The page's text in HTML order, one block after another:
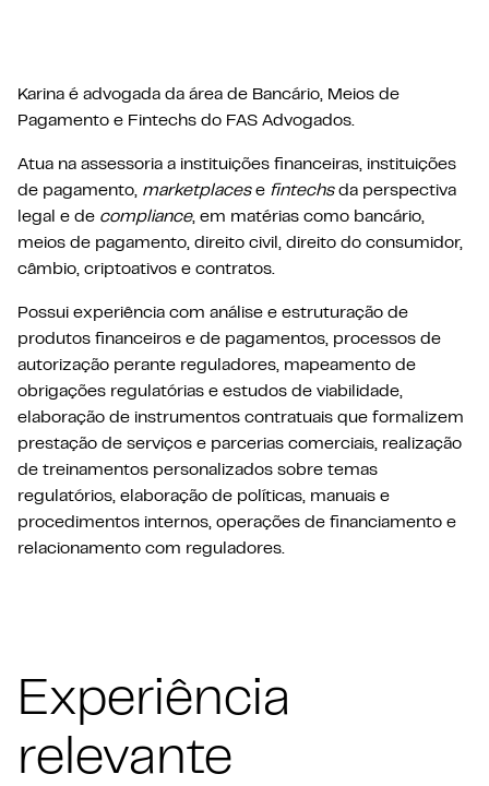
Karina é advogada da área de Bancário, Meios de
Pagamento e Fintechs do FAS Advogados.
Atua na assessoria a instituições financeiras, instituições
de pagamento, marketplacese fintechsda perspectiva
legal e de compliance, em matérias como bancário,
meios de pagamento, direito civil, direito do consumidor,
câmbio, criptoativos e contratos.
Possui experiência com análise e estruturação de
produtos financeiros e de pagamentos, processos de
autorização perante reguladores, mapeamento de
obrigações regulatórias e estudos de viabilidade,
elaboração de instrumentos contratuais que formalizem
prestação de serviços e parcerias comerciais, realização
de treinamentos personalizados sobre temas
regulatórios, elaboração de políticas, manuais e
procedimentos internos, operações de financiamento e
relacionamento com reguladores.
Experiência
relevante